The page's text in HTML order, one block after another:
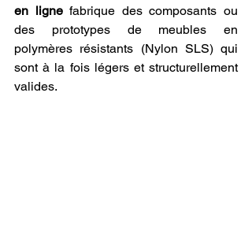
en ligne fabrique des composants ou
des prototypes de meubles en
polymères résistants (Nylon SLS) qui
sont à la fois légers et structurellement
valides.